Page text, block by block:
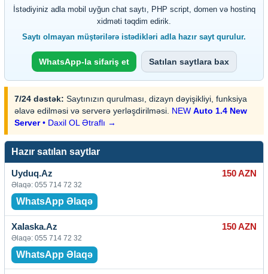
İstədiyiniz adla mobil uyğun chat saytı, PHP script, domen və hostinq
xidməti təqdim edirik.
Saytı olmayan müştərilərə istədikləri adla hazır sayt qurulur.
WhatsApp-la sifariş et Satılan saytlara bax
7/24 dəstək: Saytınızın qurulması, dizayn dəyişikliyi, funksiya
əlavə edilməsi və serverə yerləşdirilməsi. NEW Auto 1.4 New
Server• Daxil OL Ətraflı →
Hazır satılan saytlar
Uyduq.Az 150 AZN
Əlaqə: 055 714 72 32
WhatsApp Əlaqə
Xalaska.Az 150 AZN
Əlaqə: 055 714 72 32
WhatsApp Əlaqə